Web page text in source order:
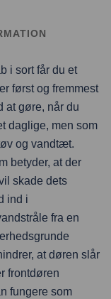
i sort får du et
først og fremmest
at gøre, når du
daglige, men som
og vandtæt.
betyder, at der
skade dets
ind i
fra en
at døren slår
frontdøren
fungere som